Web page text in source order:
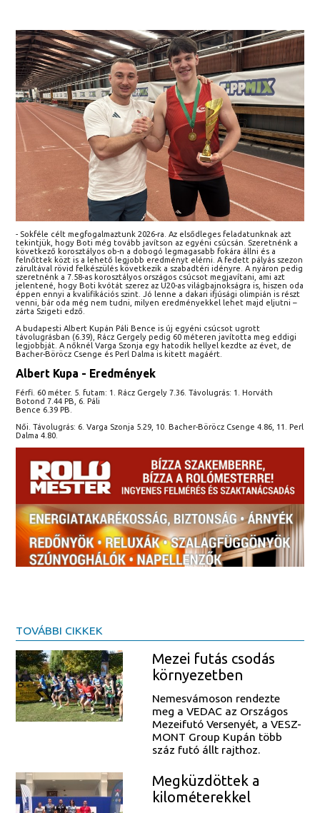
- Sokféle célt megfogalmaztunk 2026-ra. Az elsődleges feladatunknak azt
tekintjük, hogy Boti még tovább javítson az egyéni csúcsán. Szeretnénk a
következő korosztályos ob-n a dobogó legmagasabb fokára állni és a
felnőttek közt is a lehető legjobb eredményt elérni. A fedett pályás szezon
zárultával rövid felkészülés következik a szabadtéri idényre. A nyáron pedig
szeretnénk a 7.58-as korosztályos országos csúcsot megjavítani, ami azt
jelentené, hogy Boti kvótát szerez az U20-as világbajnokságra is, hiszen oda
éppen ennyi a kvalifikációs szint. Jó lenne a dakari ifjúsági olimpián is részt
venni, bár oda még nem tudni, milyen eredményekkel lehet majd eljutni –
zárta Szigeti edző.
A budapesti Albert Kupán Páli Bence is új egyéni csúcsot ugrott
távolugrásban (6.39), Rácz Gergely pedig 60 méteren javította meg eddigi
legjobbját. A nőknél Varga Szonja egy hatodik hellyel kezdte az évet, de
Bacher-Böröcz Csenge és Perl Dalma is kitett magáért.
Albert Kupa - Eredmények
Férfi. 60 méter. 5. futam: 1. Rácz Gergely 7.36. Távolugrás: 1. Horváth
Botond 7.44 PB, 6. Páli
Bence 6.39 PB.
Női. Távolugrás: 6. Varga Szonja 5.29, 10. Bacher-Böröcz Csenge 4.86, 11. Perl
Dalma 4.80.
TOVÁBBI CIKKEK
Mezei futás csodás
környezetben
Nemesvámoson rendezte
meg a VEDAC az Országos
Mezeifutó Versenyét, a VESZ-
MONT Group Kupán több
száz futó állt rajthoz.
Megküzdöttek a
kilométerekkel